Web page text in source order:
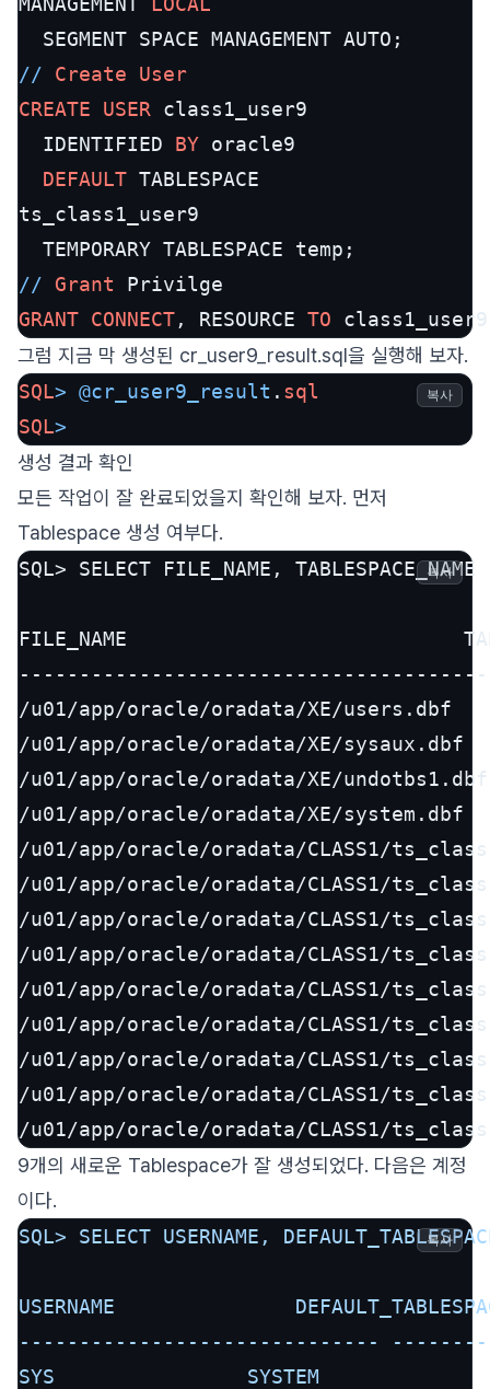
// Create
User
CREATE
USER class1_user9
  IDENTIFIED
BY oracle9
DEFAULT TABLESPACE
ts_class1_user9
// Grant
GRANT CONNECT, RESOURCE TO
그럼 지금 막 생성된 cr_user9_result.sql을 실행해 보자.
SQL> @cr_user9_result . sql
SQL>
복사
생성 결과 확인
모든 작업이 잘 완료되었을지 확인해 보자. 먼저
Tablespace 생성 여부다.
SQL> SELECT FILE_NAME,
FILE_NAME						     TABLESPACE_NAME
/u01/app/oracle/oradata/XE/users.dbf			     USERS
/u01/app/oracle/oradata/XE/sysaux.dbf			     SYSAUX
/u01/app/oracle/oradata/XE/undotbs1.dbf
/u01/app/oracle/oradata/XE/system.dbf			     SYSTEM
/u01/app/oracle/oradata/CLASS1/ts_class1_user1.dbf
/u01/app/oracle/oradata/CLASS1/ts_class1_user2.dbf
/u01/app/oracle/oradata/CLASS1/ts_class1_user3.dbf
/u01/app/oracle/oradata/CLASS1/ts_class1_user4.dbf
/u01/app/oracle/oradata/CLASS1/ts_class1_user5.dbf
/u01/app/oracle/oradata/CLASS1/ts_class1_user6.dbf
/u01/app/oracle/oradata/CLASS1/ts_class1_user7.dbf
/u01/app/oracle/oradata/CLASS1/ts_class1_user8.dbf
복사
9개의 새로운 Tablespace가 잘 생성되었다. 다음은 계정
이다.
SQL>
SELECT USERNAME,
USERNAME
------------------------------
SYS
SYSTEM
복사